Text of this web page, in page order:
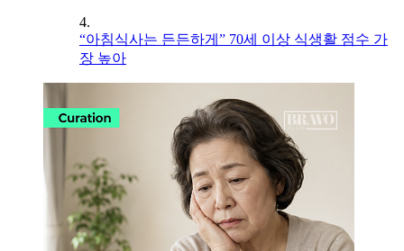
4.
“아침식사는 든든하게” 70세 이상 식생활 점수 가
장 높아